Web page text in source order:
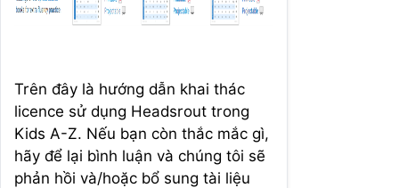
Trên đây là hướng dẫn khai thác
licence sử dụng Headsrout trong
Kids A-Z. Nếu bạn còn thắc mắc gì,
hãy để lại bình luận và chúng tôi sẽ
phản hồi và/hoặc bổ sung tài liệu